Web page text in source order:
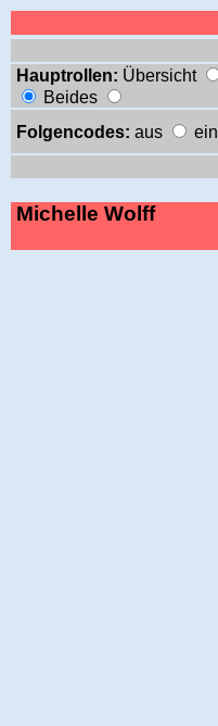
Hauptrollen: Übersicht
Beides
Folgencodes: aus ein
Michelle Wolff